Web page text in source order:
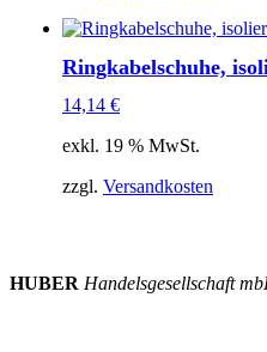
Ringkabelschuhe,
14,14 €
exkl. 19 % MwSt.
zzgl. Versandkosten
HUBER Handelsgesellschaft